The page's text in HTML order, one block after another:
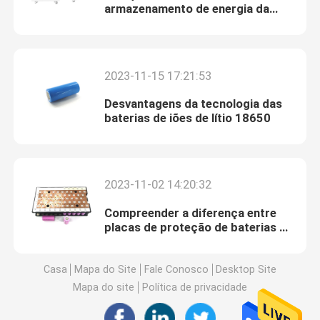
armazenamento de energia da
2023-11-15 17:21:53
Desvantagens da tecnologia das
baterias de iões de lítio 18650
2023-11-02 14:20:32
Compreender a diferença entre
placas de proteção de baterias de
Casa Mapa do Site Fale Conosco
Desktop Site
Mapa do site
Política de privacidade